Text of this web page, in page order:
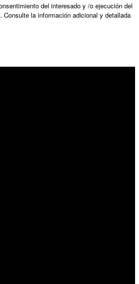
del interesado y /o ejecución del
la información adicional y detallada